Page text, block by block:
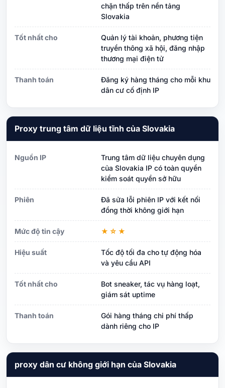
chặn thấp trên nền tảng
Slovakia
Tốt nhất cho
Quản lý tài khoản, phương tiện
truyền thông xã hội, đăng nhập
thương mại điện tử
Thanh toán
Đăng ký hàng tháng cho mỗi khu
dân cư cố định IP
Proxy trung tâm dữ liệu tĩnh của Slovakia
Nguồn IP
Trung tâm dữ liệu chuyên dụng
của Slovakia IP có toàn quyền
kiểm soát quyền sở hữu
Phiên
Đã sửa lỗi phiên IP với kết nối
đồng thời không giới hạn
Mức độ tin cậy ★☆★
Hiệu suất
Tốc độ tối đa cho tự động hóa
và yêu cầu API
Tốt nhất cho
Bot sneaker, tác vụ hàng loạt,
giám sát uptime
Thanh toán
Gói hàng tháng chi phí thấp
dành riêng cho IP
proxy dân cư không giới hạn của Slovakia